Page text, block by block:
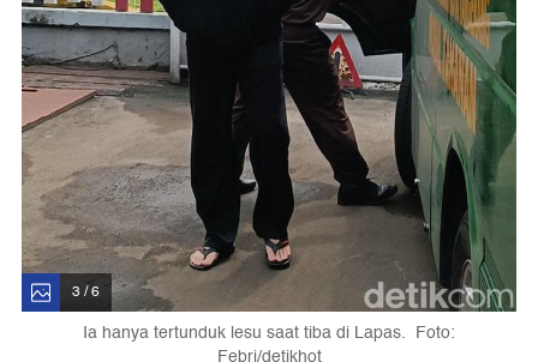
3 / 6
Ia hanya tertunduk lesu saat tiba di Lapas. Foto:
Febri/detikhot